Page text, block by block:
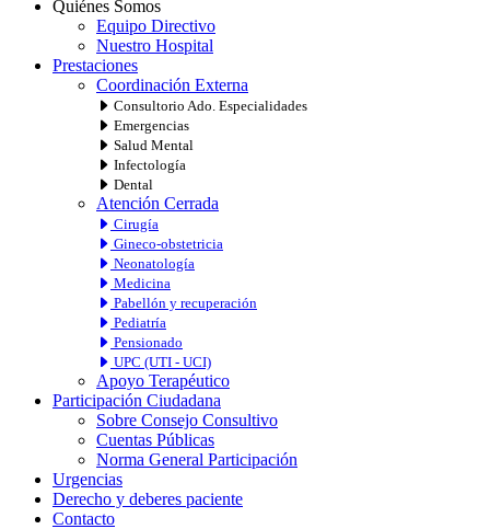
Quiénes Somos
Equipo Directivo
Nuestro Hospital
Prestaciones
Coordinación Externa
Consultorio Ado. Especialidades
Emergencias
Salud Mental
Infectología
Dental
Atención Cerrada
Cirugía
Gineco-obstetricia
Neonatología
Medicina
Pabellón y recuperación
Pediatría
Pensionado
UPC (UTI - UCI)
Apoyo Terapéutico
Participación Ciudadana
Sobre Consejo Consultivo
Cuentas Públicas
Norma General Participación
Urgencias
Derecho y deberes paciente
Contacto